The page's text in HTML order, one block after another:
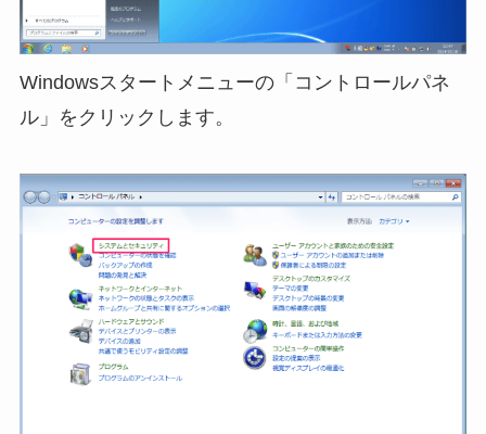
Windowsスタートメニューの「コントロールパネ
ル」をクリックします。